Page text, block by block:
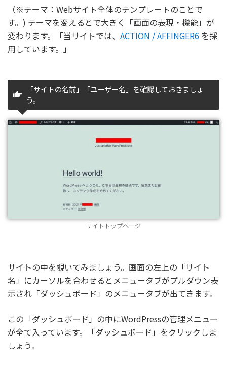
（※テーマ：Webサイト全体のテンプレートのことで
す。) テーマを変えるとで大きく「画面の表現・機能」が
変わります。「当サイトでは、 ACTION / AFFINGER6 を採
用しています。」
「サイトの名前」「ユーザー名」を確認しておきましょ
う。
サイトトップページ
サイトの中を覗いてみましょう。画面の左上の「サイト
名」にカーソルを合わせるとメニュータブがプルダウン表
示され「ダッシュボード」のメニュータブが出てきます。
この「ダッシュボード」の中にWordPressの管理メニュー
が全て入っています。「ダッシュボード」をクリックしま
しょう。